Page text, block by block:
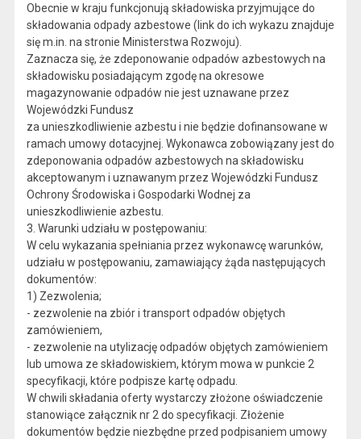
Obecnie w kraju funkcjonują składowiska przyjmujące do
składowania odpady azbestowe (link do ich wykazu znajduje
się m.in. na stronie Ministerstwa Rozwoju).
Zaznacza się, że zdeponowanie odpadów azbestowych na
składowisku posiadającym zgodę na okresowe
magazynowanie odpadów nie jest uznawane przez
Wojewódzki Fundusz
za unieszkodliwienie azbestu i nie będzie dofinansowane w
ramach umowy dotacyjnej. Wykonawca zobowiązany jest do
zdeponowania odpadów azbestowych na składowisku
akceptowanym i uznawanym przez Wojewódzki Fundusz
Ochrony Środowiska i Gospodarki Wodnej za
unieszkodliwienie azbestu.
3. Warunki udziału w postępowaniu:
W celu wykazania spełniania przez wykonawcę warunków,
udziału w postępowaniu, zamawiający żąda następujących
dokumentów:
1) Zezwolenia;
- zezwolenie na zbiór i transport odpadów objętych
zamówieniem,
- zezwolenie na utylizację odpadów objętych zamówieniem
lub umowa ze składowiskiem, którym mowa w punkcie 2
specyfikacji, które podpisze kartę odpadu.
W chwili składania oferty wystarczy złożone oświadczenie
stanowiące załącznik nr 2 do specyfikacji. Złożenie
dokumentów będzie niezbędne przed podpisaniem umowy